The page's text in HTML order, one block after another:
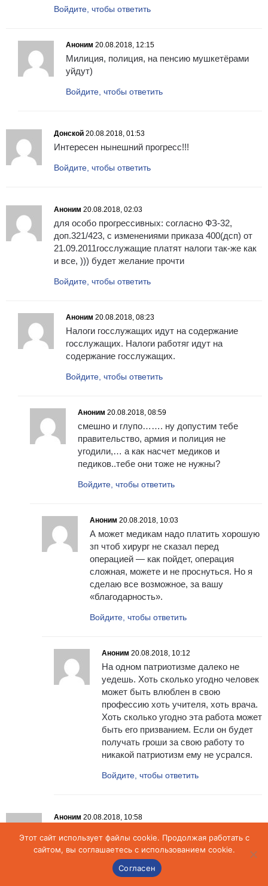
Войдите, чтобы ответить
Аноним 20.08.2018, 12:15
Милиция, полиция, на пенсию мушкетёрами
уйдут)
Войдите, чтобы ответить
Донской 20.08.2018, 01:53
Интересен нынешний прогресс!!!
Войдите, чтобы ответить
Аноним 20.08.2018, 02:03
для особо прогрессивных: согласно ФЗ-32,
доп.321/423, с изменениями приказа 400(дсп) от
21.09.2011госслужащие платят налоги так-же как
и все, ))) будет желание прочти
Войдите, чтобы ответить
Аноним 20.08.2018, 08:23
Налоги госслужащих идут на содержание
госслужащих. Налоги работяг идут на
содержание госслужащих.
Войдите, чтобы ответить
Аноним 20.08.2018, 08:59
смешно и глупо……. ну допустим тебе
правительство, армия и полиция не
угодили,… а как насчет медиков и
педиков..тебе они тоже не нужны?
Войдите, чтобы ответить
Аноним 20.08.2018, 10:03
А может медикам надо платить хорошую
зп чтоб хирург не сказал перед
операцией — как пойдет, операция
сложная, можете и не проснуться. Но я
сделаю все возможное, за вашу
«благодарность».
Войдите, чтобы ответить
Аноним 20.08.2018, 10:12
На одном патриотизме далеко не
уедешь. Хоть сколько угодно человек
может быть влюблен в свою
профессию хоть учителя, хоть врача.
Хоть сколько угодно эта работа может
быть его призванием. Если он будет
получать гроши за свою работу то
никакой патриотизм ему не усрался.
Войдите, чтобы ответить
Аноним 20.08.2018, 10:58
как сказал Мальцев / испакастят всю страну.
Войдите, чтобы ответить
Этот сайт использует файлы cookie. Продолжая работать с
сайтом, вы соглашаетесь с использованием cookie.
Согласен